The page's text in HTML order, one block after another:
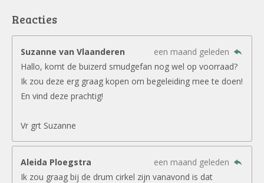
Reacties
Suzanne van Vlaanderen
een maand geleden
Hallo, komt de buizerd smudgefan nog wel op voorraad?
Ik zou deze erg graag kopen om begeleiding mee te doen!
En vind deze prachtig!
Vr grt Suzanne
Aleida Ploegstra
een maand geleden
Ik zou graag bij de drum cirkel zijn vanavond is dat